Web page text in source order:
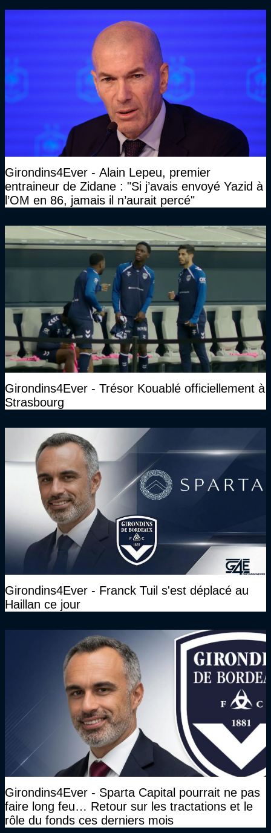
Girondins4Ever - Alain Lepeu, premier
entraineur de Zidane : "Si j’avais envoyé Yazid à
l’OM en 86, jamais il n’aurait percé"
Girondins4Ever - Trésor Kouablé officiellement à
Strasbourg
Girondins4Ever - Franck Tuil s'est déplacé au
Haillan ce jour
Girondins4Ever - Sparta Capital pourrait ne pas
faire long feu… Retour sur les tractations et le
rôle du fonds ces derniers mois